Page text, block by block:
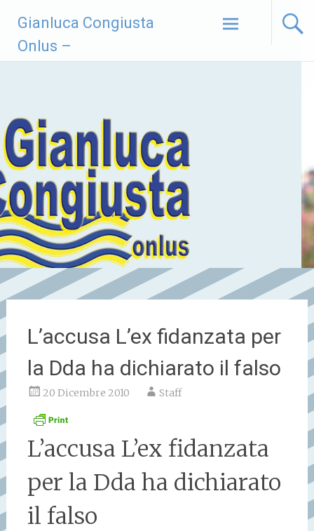
contenuto
Gianluca Congiusta
Onlus –
L’accusa L’ex fidanzata per
la Dda ha dichiarato il falso
20 Dicembre 2010 Staff
L’accusa L’ex fidanzata
per la Dda ha dichiarato
il falso